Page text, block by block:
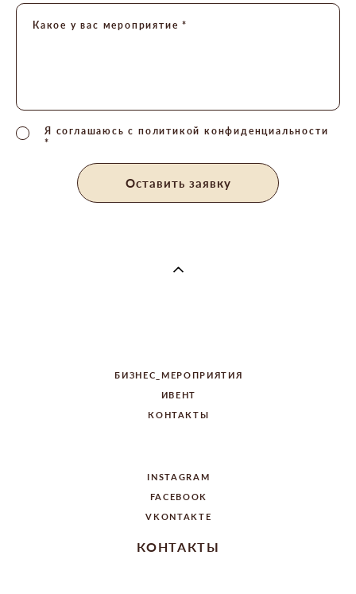
Какое у вас мероприятие *
Я соглашаюсь сполитикой конфиденциальности
*
Оставить заявку
БИЗНЕС_МЕРОПРИЯТИЯ
ИВЕНТ
КОНТАКТЫ
INSTAGRAM
FACEBOOK
VKONTAKTE
КОНТАКТЫ